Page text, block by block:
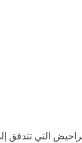
التي تتدفق